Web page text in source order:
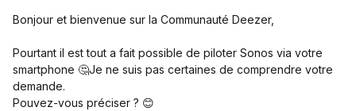
Bonjour et bienvenue sur la Communauté Deezer,
Pourtant il est tout a fait possible de piloter Sonos via votre
smartphone 🤔Je ne suis pas certaines de comprendre votre
demande.
Pouvez-vous préciser ? 😊